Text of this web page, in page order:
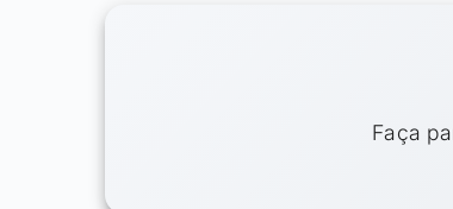
Faça